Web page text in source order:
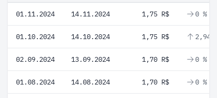
01.11.2024 14.11.2024 1,75 R$ 0 %
01.10.2024 14.10.2024 1,75 R$ 2,94
02.09.2024 13.09.2024 1,70 R$ 0 %
01.08.2024 14.08.2024 1,70 R$ 0 %